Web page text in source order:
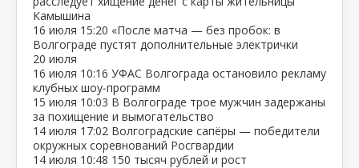
Камышина
16 июля 15:20 «После матча — без пробок: в
Волгограде пустят дополнительные электрички
20 июля
16 июля 10:16 УФАС Волгограда остановило рекламу
клубных шоу‑программ
15 июля 10:03 В Волгограде трое мужчин задержаны
за похищение и вымогательство
14 июля 17:02 Волгоградские сапёры — победители
окружных соревнований Росгвардии
14 июля 10:48 150 тысяч рублей и рост